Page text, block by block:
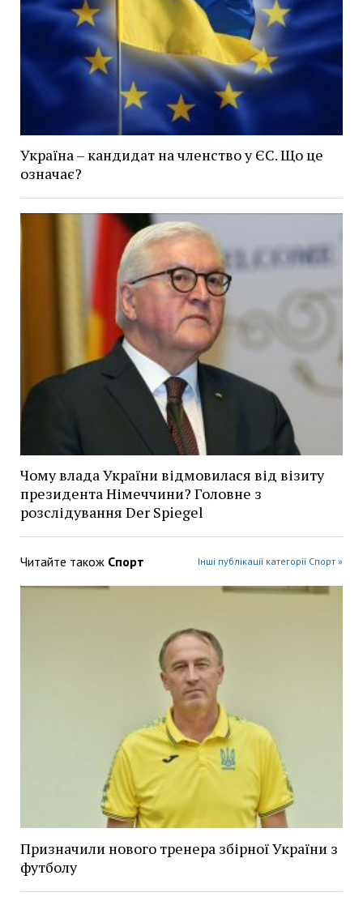
Україна – кандидат на членство у ЄС. Що це
означає?
Чому влада України відмовилася від візиту
президента Німеччини? Головне з
розслідування Der Spiegel
Читайте також Спорт Інші публікації категорії Спорт »
Призначили нового тренера збірної України з
футболу